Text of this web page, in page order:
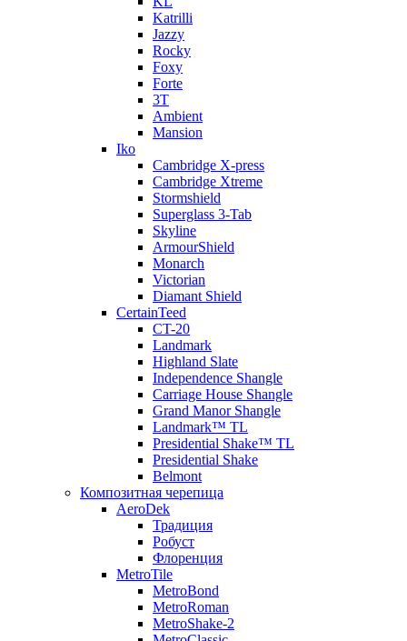
Katrilli
Jazzy
Rocky
Foxy
Forte
3T
Ambient
Mansion
Iko
Cambridge X-press
Cambridge Xtreme
Stormshield
Superglass 3-Tab
Skyline
ArmourShield
Monarch
Victorian
Diamant Shield
CertainTeed
CT-20
Landmark
Highland Slate
Independence Shangle
Carriage House Shangle
Grand Manor Shangle
Landmark™ TL
Presidential Shake™ TL
Presidential Shake
Belmont
Композитная черепица
AeroDek
Традиция
Робуст
Флоренция
MetroTile
MetroBond
MetroRoman
MetroShake-2